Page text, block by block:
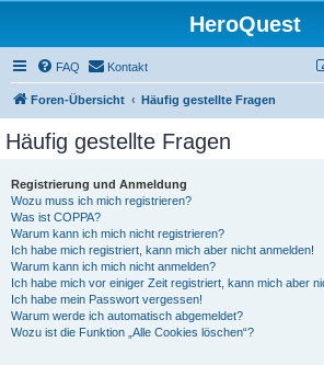
HeroQuest
FAQ Kontakt
Foren-Übersicht Häufig gestellte Fragen
Häufig gestellte Fragen
Registrierung und Anmeldung
Wozu muss ich mich registrieren?
Was ist COPPA?
Warum kann ich mich nicht registrieren?
Ich habe mich registriert, kann mich aber nicht anmelden!
Warum kann ich mich nicht anmelden?
Ich habe mich vor einiger Zeit registriert, kann mich aber
Ich habe mein Passwort vergessen!
Warum werde ich automatisch abgemeldet?
Wozu ist die Funktion „Alle Cookies löschen“?